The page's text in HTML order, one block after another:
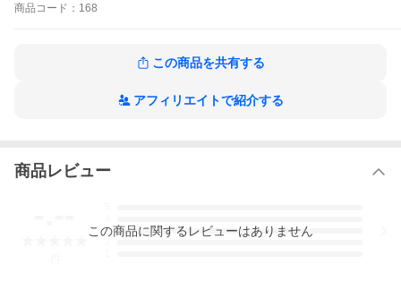
パーツ1個あたり：幅70×高さ70×奥行15mm
＜重量＞
39g
日本 ※入荷時期により生産国が変更になる場合がございま
商品 コード： 168
この商品を共有する
アフィリエイトで紹介する
商品レビュー
3
この商品に関するレビューはありません